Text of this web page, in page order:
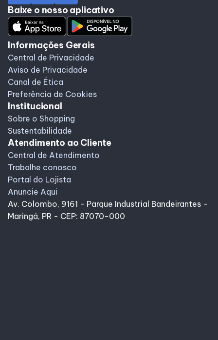
Baixe o nosso aplicativo
Informações Gerais
Central de Privacidade
Aviso de Privacidade
Canal de Ética
Preferência de Cookies
Institucional
Sobre o Shopping
Sustentabilidade
Atendimento ao Cliente
Central de Atendimento
Trabalhe conosco
Portal do Lojista
Anuncie Aqui
Av. Colombo, 9161 - Parque Industrial Bandeirantes -
Maringá, PR - CEP: 87070-000